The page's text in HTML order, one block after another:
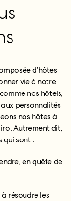
d’hôtes
vie à notre
nos hôtels,
personnalités
nos hôtes à
Autrement dit,
qui sont :
en quête de
résoudre les